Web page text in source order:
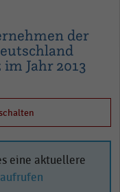
der
Jahr 2013
eine aktuellere